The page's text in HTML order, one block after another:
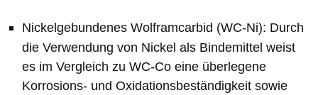
Nickelgebundenes Wolframcarbid (WC-Ni): Durch
die Verwendung von Nickel als Bindemittel weist
es im Vergleich zu WC-Co eine überlegene
Korrosions- und Oxidationsbeständigkeit sowie